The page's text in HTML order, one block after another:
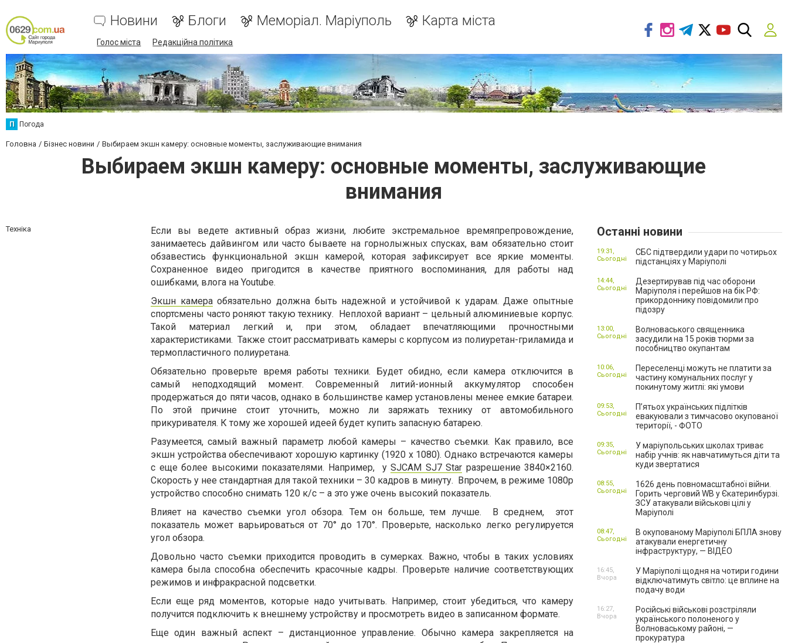
Новини Блоги Меморіал. Маріуполь Карта міста
Голос міста Редакційна політика
П Погода
Головна Бізнес новини Выбираем экшн камеру: основные моменты, заслуживающие внимания
Выбираем экшн камеру: основные моменты, заслуживающие
внимания
Техніка
Если вы ведете активный образ жизни, любите экстремальное времяпрепровождение,
занимаетесь дайвингом или часто бываете на горнолыжных спусках, вам обязательно стоит
обзавестись функциональной экшн камерой, которая зафиксирует все яркие моменты.
Сохраненное видео пригодится в качестве приятного воспоминания, для работы над
ошибками, влога на Youtube.
Экшн камераобязательно должна быть надежной и устойчивой к ударам. Даже опытные
спортсмены часто роняют такую технику. Неплохой вариант – цельный алюминиевые корпус.
Такой материал легкий и, при этом, обладает впечатляющими прочностными
характеристиками. Также стоит рассматривать камеры с корпусом из полиуретан-гриламида и
термопластичного полиуретана.
Обязательно проверьте время работы техники. Будет обидно, если камера отключится в
самый неподходящий момент. Современный литий-ионный аккумулятор способен
продержаться до пяти часов, однако в большинстве камер установлены менее емкие батареи.
По этой причине стоит уточнить, можно ли заряжать технику от автомобильного
прикуривателя. К тому же хорошей идеей будет купить запасную батарею.
Разумеется, самый важный параметр любой камеры – качество съемки. Как правило, все
экшн устройства обеспечивают хорошую картинку (1920 x 1080). Однако встречаются камеры
с еще более высокими показателями. Например, у SJCAM SJ7 Star разрешение 3840×2160.
Скорость у нее стандартная для такой техники – 30 кадров в минуту. Впрочем, в режиме 1080р
устройство способно снимать 120 к/с – а это уже очень высокий показатель.
Влияет на качество съемки угол обзора. Тем он больше, тем лучше. В среднем, этот
показатель может варьироваться от 70° до 170°. Проверьте, насколько легко регулируется
угол обзора.
Довольно часто съемки приходится проводить в сумерках. Важно, чтобы в таких условиях
камера была способна обеспечить красочные кадры. Проверьте наличие соответствующих
режимов и инфракрасной подсветки.
Если еще ряд моментов, которые надо учитывать. Например, стоит убедиться, что камеру
получится подключить к внешнему устройству и просмотреть видео в записанном формате.
Еще один важный аспект – дистанционное управление. Обычно камера закрепляется на
Останні новини
СБС підтвердили удари по чотирьох
підстанціях у Маріуполі
19:31,
Сьогодні
Дезертирував під час оборони
Маріуполя і перейшов на бік РФ:
прикордоннику повідомили про
підозру
14:44,
Сьогодні
Волноваського священника
засудили на 15 років тюрми за
пособництво окупантам
13:00,
Сьогодні
Переселенці можуть не платити за
частину комунальних послуг у
покинутому житлі: які умови
10:06,
Сьогодні
П’ятьох українських підлітків
евакуювали з тимчасово окупованої
території, - ФОТО
09:53,
Сьогодні
У маріупольських школах триває
набір учнів: як навчатимуться діти та
куди звертатися
09:35,
Сьогодні
1626 день повномасштабної війни.
Горить черговий WB у Єкатеринбурзі.
ЗСУ атакували військові цілі у
Маріуполі
08:55,
Сьогодні
В окупованому Маріуполі БПЛА знову
атакували енергетичну
інфраструктуру, — ВІДЕО
08:47,
Сьогодні
У Маріуполі щодня на чотири години
відключатимуть світло: це вплине на
подачу води
16:45,
Вчора
Російські військові розстріляли
українського полоненого у
Волноваському районі, —
прокуратура
16:27,
Вчора